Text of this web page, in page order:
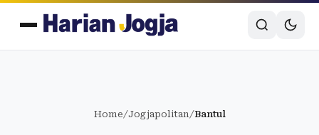
Home/Jogjapolitan/Bantul